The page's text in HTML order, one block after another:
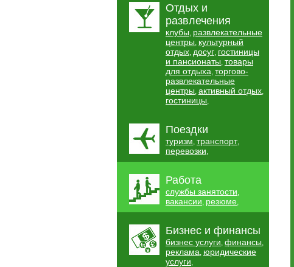
Отдых и
развлечения
клубы, развлекательные
центры, культурный
отдых, досуг, гостиницы
и пансионаты, товары
для отдыха, торгово-
развлекательные
центры, активный отдых,
гостиницы,
Поездки
туризм, транспорт,
перевозки,
Работа
службы занятости,
вакансии, резюме,
Бизнес и финансы
бизнес услуги, финансы,
реклама, юридические
услуги,